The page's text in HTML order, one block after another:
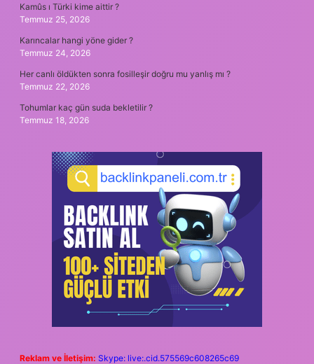
Kamûs ı Türki kime aittir ?
Temmuz 25, 2026
Karıncalar hangi yöne gider ?
Temmuz 24, 2026
Her canlı öldükten sonra fosilleşir doğru mu yanlış mı ?
Temmuz 22, 2026
Tohumlar kaç gün suda bekletilir ?
Temmuz 18, 2026
Reklam ve İletişim: Skype: live:.cid.575569c608265c69